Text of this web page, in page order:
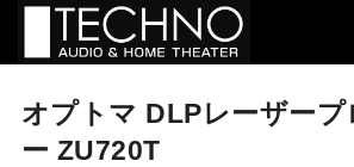
オプトマ DLPレーザープ
ー ZU720T